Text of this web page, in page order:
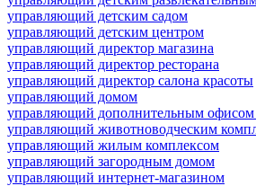
управляющий детским садом
управляющий детским центром
управляющий директор магазина
управляющий директор ресторана
управляющий директор салона красоты
управляющий домом
управляющий дополнительным офисом
управляющий животноводческим
управляющий жилым комплексом
управляющий загородным домом
управляющий интернет-магазином